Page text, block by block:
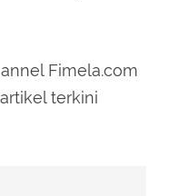
Fimela.com
terkini